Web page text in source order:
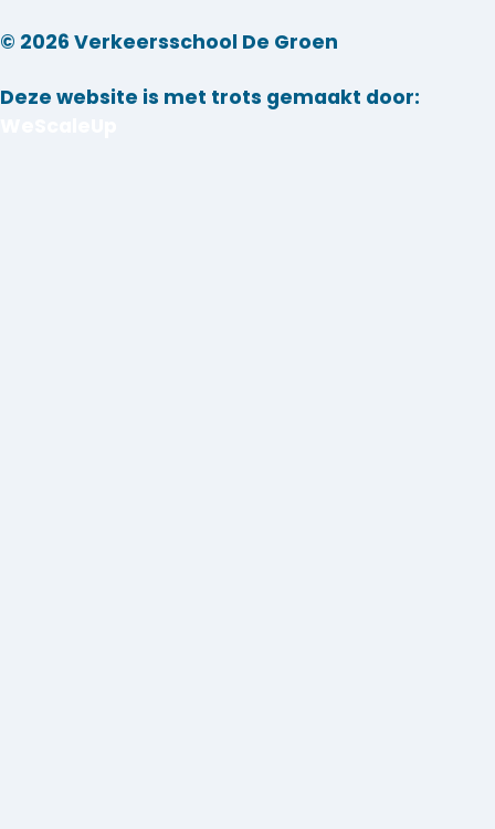
© 2026 Verkeersschool De Groen
Deze website is met trots gemaakt door: